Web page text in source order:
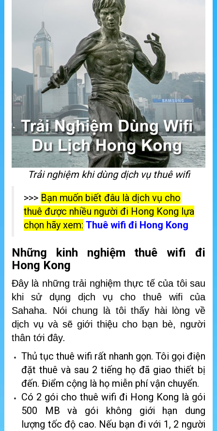
Trải nghiệm khi dùng dịch vụ thuê wifi
>>> Bạn muốn biết đâu là dịch vụ cho
thuê được nhiều người đi Hong Kong lựa
chọn hãy xem: Thuê wifi đi Hong Kong
Những kinh nghiệm thuê wifi đi
Hong Kong
Đây là những trải nghiệm thực tế của tôi sau
khi sử dụng dịch vụ cho thuê wifi của
Sahaha. Nói chung là tôi thấy hài lòng về
dịch vụ và sẽ giới thiệu cho bạn bè, người
thân tới đây.
Thủ tục thuê wifi rất nhanh gọn. Tôi gọi điện
đặt thuê và sau 2 tiếng họ đã giao thiết bị
đến. Điểm cộng là họ miễn phí vận chuyển.
Có 2 gói cho thuê wifi đi Hong Kong là gói
500 MB và gói không giới hạn dung
lượng tốc độ cao. Nếu bạn đi với 1, 2 người